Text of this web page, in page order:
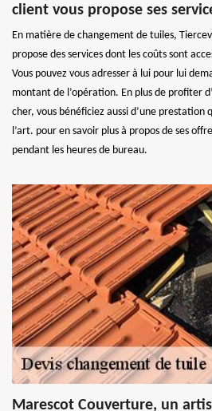
client vous propose ses
En matière de changement de tuiles,
propose des services dont les coûts sont
Vous pouvez vous adresser à lui pour lui
montant de l’opération. En plus de profiter
cher, vous bénéficiez aussi d’une prestation
l’art. pour en savoir plus à propos de ses
pendant les heures de bureau.
Marescot Couverture, un